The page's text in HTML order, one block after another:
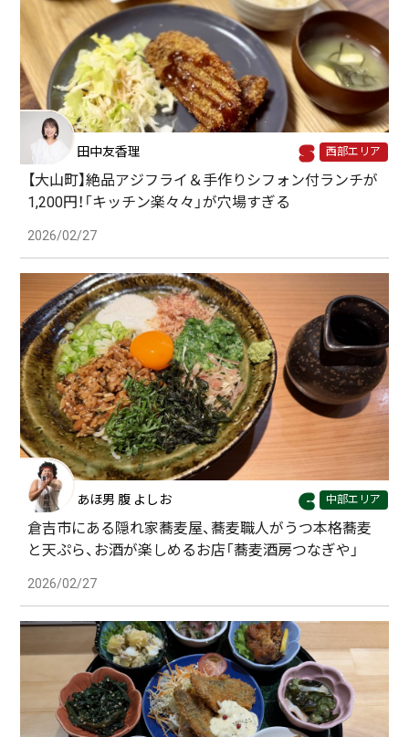
田中友香理 西部エリア
【大山町】絶品アジフライ＆手作りシフォン付ランチが
1,200円！「キッチン楽々々」が穴場すぎる
2026/02/27
あほ男 腹 よしお 中部エリア
倉吉市にある隠れ家蕎麦屋、蕎麦職人がうつ本格蕎麦
と天ぷら、お酒が楽しめるお店「蕎麦酒房つなぎや」
2026/02/27